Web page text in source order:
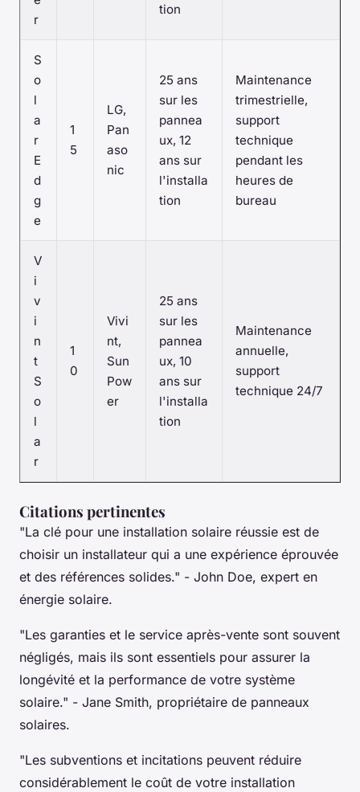
r
tion
S
o
l
a
r
E
d
g
e
1
5
LG,
Pan
aso
nic
25 ans
sur les
pannea
ux, 12
ans sur
l'installa
tion
Maintenance
trimestrielle,
support
technique
pendant les
heures de
bureau
V
i
v
i
n
t
S
o
l
a
r
1
0
Vivi
nt,
Sun
Pow
er
25 ans
sur les
pannea
ux, 10
ans sur
l'installa
tion
Maintenance
annuelle,
support
technique 24/7
Citations pertinentes
"La clé pour une installation solaire réussie est de
choisir un installateur qui a une expérience éprouvée
et des références solides." - John Doe, expert en
énergie solaire.
"Les garanties et le service après-vente sont souvent
négligés, mais ils sont essentiels pour assurer la
longévité et la performance de votre système
solaire." - Jane Smith, propriétaire de panneaux
solaires.
"Les subventions et incitations peuvent réduire
considérablement le coût de votre installation